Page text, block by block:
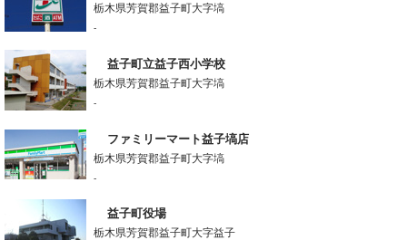
栃木県芳賀郡益子町大字塙
-
益子町立益子西小学校
栃木県芳賀郡益子町大字塙
-
ファミリーマート益子塙店
栃木県芳賀郡益子町大字塙
-
益子町役場
栃木県芳賀郡益子町大字益子